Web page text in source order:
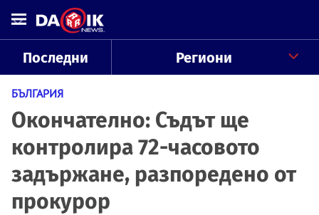
Последни Региони
БЪЛГАРИЯ
Окончателно: Съдът ще
контролира 72-часовото
задържане, разпоредено от
прокурор